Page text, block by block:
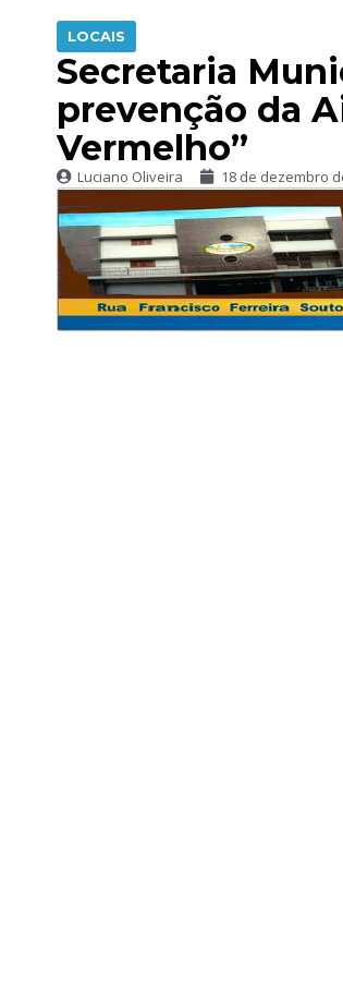
LOCAIS
Secretaria
prevenção da
Vermelho”
Luciano Oliveira 18 de dezembro